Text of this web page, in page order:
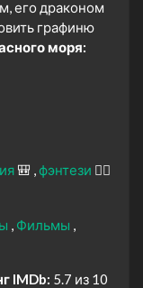
его драконом
графиню
моря:
🎒 фэнтези 🧝‍♂️
Фильмы
IMDb: 5.7 из 10